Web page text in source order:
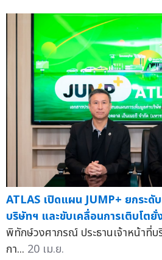
ATLAS เปิดแผน JUMP+ ยกระดั
บริษัทฯ และขับเคลื่อนการเติบโตยั่
พิทักษ์วงศาภรณ์ ประธานเจ้าหน้าที่บ
กา... 20 เม.ย.